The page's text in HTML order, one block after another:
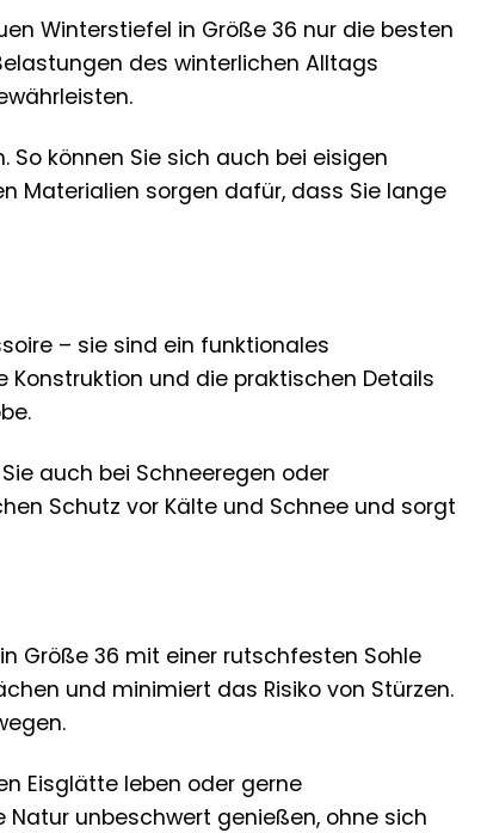
Winterstiefel in Größe 36 nur die besten
des winterlichen Alltags
können Sie sich auch bei eisigen
Materialien sorgen dafür, dass Sie lange
– sie sind ein funktionales
und die praktischen Details
auch bei Schneeregen oder
Schutz vor Kälte und Schnee und sorgt
Größe 36 mit einer rutschfesten Sohle
und minimiert das Risiko von Stürzen.
Eisglätte leben oder gerne
unbeschwert genießen, ohne sich